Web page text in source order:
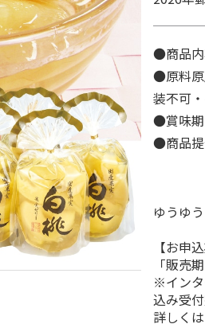
●商品
●原料
装不可
●賞味
●商品提
ゆうゆ
【お申
「販売
※インタ
込み受
詳しく